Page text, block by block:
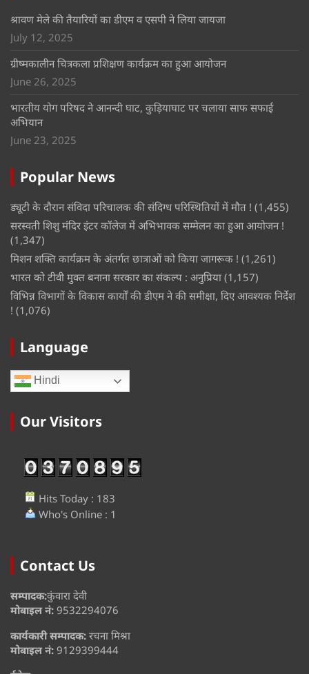
श्रावण मेले की तैयारियों का डीएम व एसपी ने लिया जायजा
July 12, 2025
ग्रीष्मकालीन चित्रकला प्रशिक्षण कार्यक्रम का हुआ आयोजन
June 26, 2025
भारतीय योग परिषद ने आनन्दी घाट, कुड़ियाघाट पर चलाया साफ सफाई
अभियान
June 23, 2025
Popular News
ड्यूटी के दौरान संविदा परिचालक की संदिग्ध परिस्थितियों में मौत ! (1,455)
सरस्वती शिशु मंदिर इंटर कॉलेज में अभिभावक सम्मेलन का हुआ आयोजन !
(1,347)
मिशन शक्ति कार्यक्रम के अंतर्गत छात्राओं को किया जागरूक ! (1,261)
भारत को टीवी मुक्त बनाना सरकार का संकल्प : अनुप्रिया (1,157)
विभिन्न विभागों के विकास कार्यों की डीएम ने की समीक्षा, दिए आवश्यक निर्देश
! (1,076)
Language
Hindi
Our Visitors
Hits Today : 183
Who's Online : 1
Contact Us
सम्पादक:कुंवारा देवी
मोबाइल नं: 9532294076
कार्यकारी सम्पादक: रचना मिश्रा
मोबाइल नं: 9129399444